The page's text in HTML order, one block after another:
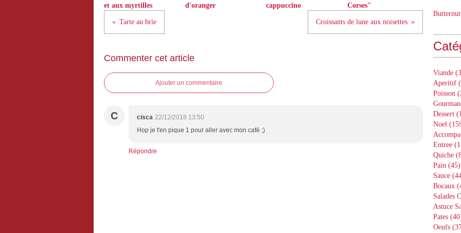
et aux myrtilles
d'oranger
cappuccino
Corses"
Tarte au brie Croissants de lune aux noisettes
Commenter cet article
Ajouter un commentaire
C cisca 22/12/2018 13:50
Hop je t'en pique 1 pour aller avec mon café ;)
Répondre
Viande
Aperitif
Poisson
Dessert
Noel
Entree
Quiche
Pain (45)
Sauce
Bocaux
Salades
Astuce
Pates
Oeufs